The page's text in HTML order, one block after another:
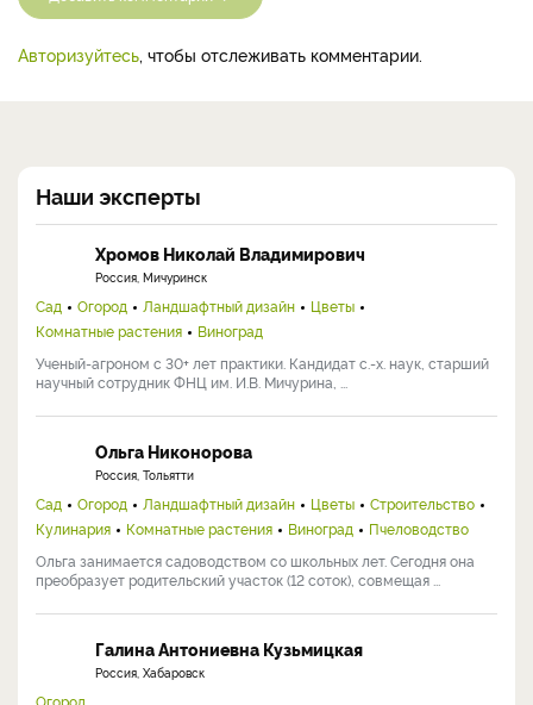
Авторизуйтесь , чтобы отслеживать комментарии.
Наши эксперты
Хромов Николай Владимирович
Россия, Мичуринск
Сад Огород Ландшафтный дизайн
Цветы
Комнатные растения
Виноград
Ученый-агроном с 30+ лет практики. Кандидат с.-х. наук, старший
научный сотрудник ФНЦ им. И.В. Мичурина, ...
Ольга Никонорова
Россия, Тольятти
Сад Огород Ландшафтный дизайн Цветы
Строительство
Кулинария
Комнатные растения Виноград
Пчеловодство
Ольга занимается садоводством со школьных лет. Сегодня она
преобразует родительский участок (12 соток), совмещая ...
Галина Антониевна Кузьмицкая
Россия, Хабаровск
Огород